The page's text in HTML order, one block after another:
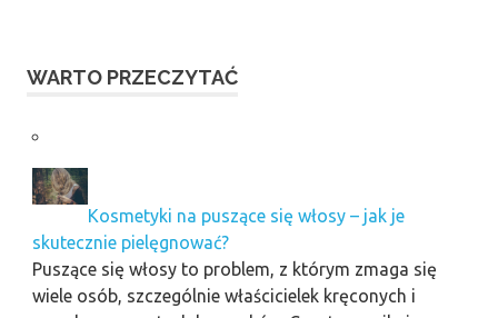
WARTO PRZECZYTAĆ
Kosmetyki na puszące się włosy – jak je
skutecznie pielęgnować?
Puszące się włosy to problem, z którym zmaga się
wiele osób, szczególnie właścicielek kręconych i